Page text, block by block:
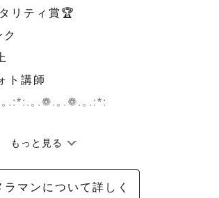
リティ賞🏆
ト講師
.:*:.｡.❁.｡.❁.｡.:*:
カメラマン
もっと見る
ラマンについて詳しく